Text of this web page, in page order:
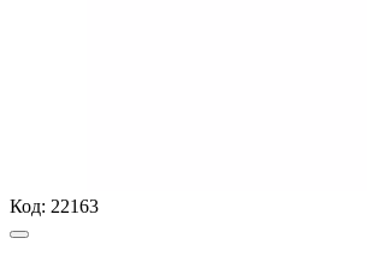
Код: 22163